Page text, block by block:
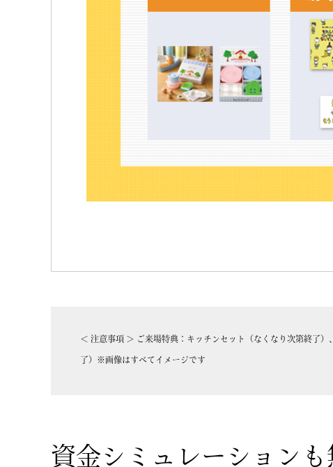
＜ 注意事項 ＞ ご来場特典：キッチンセット（なくなり次第終了
了）※画像はすべてイメージです
資金シミュレーションも